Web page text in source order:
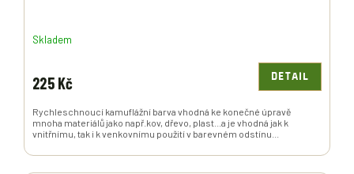
Skladem
225 Kč DETAIL
Rychleschnoucí kamuflážní barva vhodná ke konečné úpravě
mnoha materiálů jako např.kov, dřevo, plast...a je vhodná jak k
vnitřnímu, tak i k venkovnímu použití v barevném odstínu...